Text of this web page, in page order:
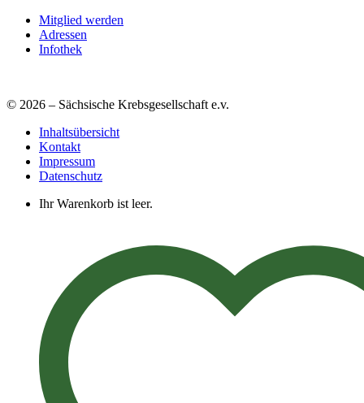
Mitglied werden
Adressen
Infothek
© 2026 – Sächsische Krebsgesellschaft e.v.
Inhaltsübersicht
Kontakt
Impressum
Datenschutz
Ihr Warenkorb ist leer.